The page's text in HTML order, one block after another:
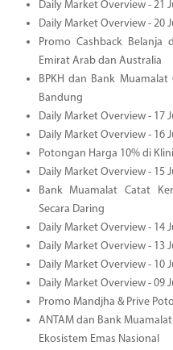
Daily Market Overview - 21
Daily Market Overview - 20
Promo Cashback Belanja
Emirat Arab dan Australia
BPKH dan Bank
Bandung
Daily Market Overview - 17
Daily Market Overview - 16
Potongan Harga 10% di
Daily Market Overview - 15
Bank Muamalat Catat
Secara Daring
Daily Market Overview - 14
Daily Market Overview - 13
Daily Market Overview - 10
Daily Market Overview - 09
Promo Mandjha & Prive
ANTAM dan Bank
Ekosistem Emas Nasional